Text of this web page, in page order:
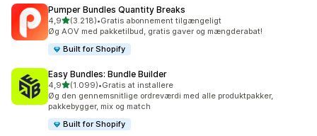
Pumper Bundles Quantity Breaks
4,9ud af 5 stjerner
(3.218)
3218 anmeldelser i alt
•Gratis abonnement tilgængeligt
Øg AOV med pakketilbud, gratis gaver og mængderabat!
Built for Shopify
Easy Bundles: Bundle Builder
4,9ud af 5 stjerner
(1.099)
1099 anmeldelser i alt
•Gratis at installere
Øg den gennemsnitlige ordreværdi med alle produktpakker,
pakkebygger, mix og match
Built for Shopify